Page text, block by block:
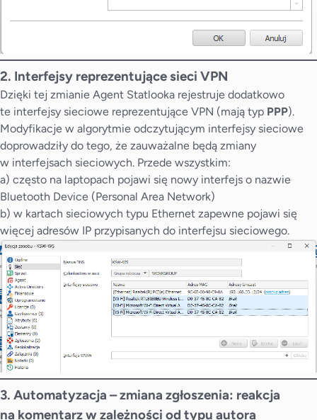
2. Interfejsy reprezentujące sieci VPN
Dzięki tej zmianie Agent Statlooka rejestruje dodatkowo
te interfejsy sieciowe reprezentujące VPN (mają typ PPP).
Modyfikacje w algorytmie odczytującym interfejsy sieciowe
doprowadziły do tego, że zauważalne będą zmiany
w interfejsach sieciowych. Przede wszystkim:
a) często na laptopach pojawi się nowy interfejs o nazwie
Bluetooth Device (Personal Area Network)
b) w kartach sieciowych typu Ethernet zapewne pojawi się
więcej adresów IP przypisanych do interfejsu sieciowego.
3. Automatyzacja – zmiana zgłoszenia: reakcja
na komentarz w zależności od typu autora